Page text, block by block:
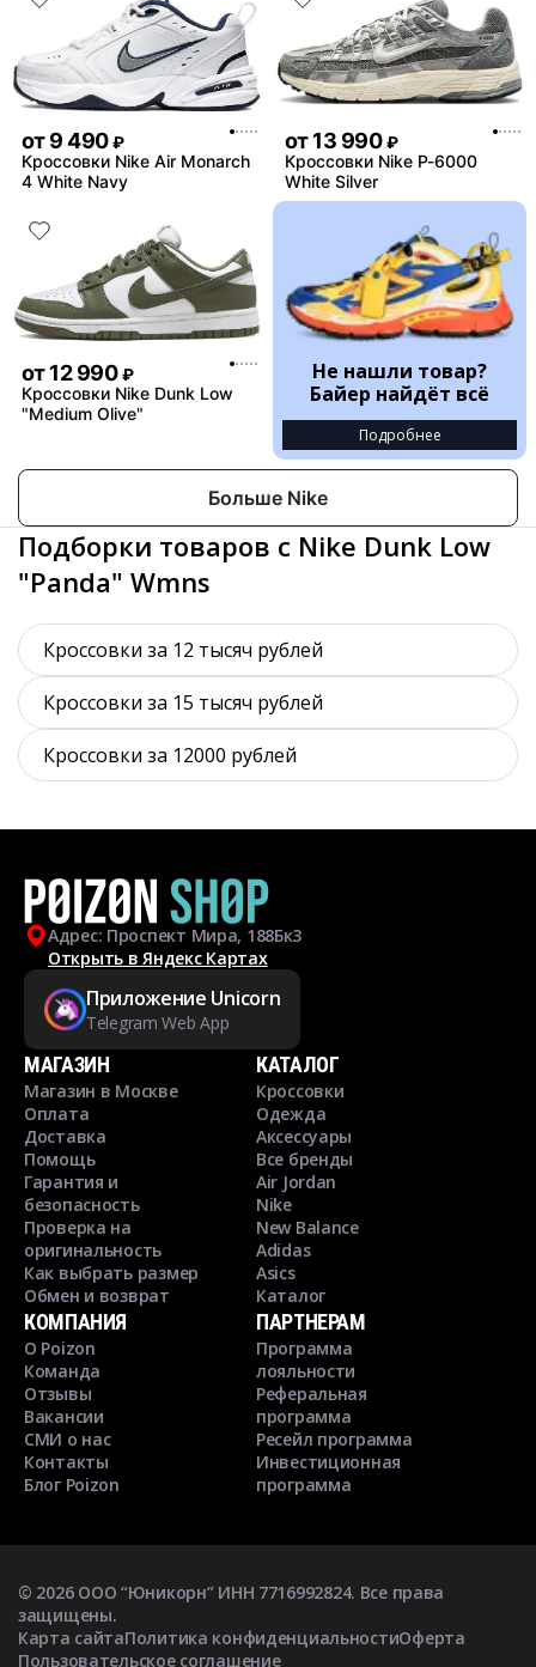
от9 490 ₽
Кроссовки Nike Air Monarch
4 White Navy
от13 990 ₽
Кроссовки Nike P-6000
White Silver
от12 990 ₽
Кроссовки Nike Dunk Low
"Medium Olive"
Не нашли товар?
Байер найдёт всё
Подробнее
Больше Nike
Подборки товаров с Nike Dunk Low
"Panda" Wmns
Кроссовки за 12 тысяч рублей
Кроссовки за 15 тысяч рублей
Кроссовки за 12000 рублей
Адрес: Проспект Мира, 188Бк3
Открыть в Яндекс Картах
Приложение Unicorn
Telegram Web App
МАГАЗИН
Магазин в Москве
Оплата
Доставка
Помощь
Гарантия и
безопасность
Проверка на
оригинальность
Как выбрать размер
Обмен и возврат
КАТАЛОГ
Кроссовки
Одежда
Аксессуары
Все бренды
Air Jordan
Nike
New Balance
Adidas
Asics
Каталог
КОМПАНИЯ
О Poizon
Команда
Отзывы
Вакансии
СМИ о нас
Контакты
Блог Poizon
ПАРТНЕРАМ
Программа
лояльности
Реферальная
программа
Ресейл программа
Инвестиционная
программа
© 2026ООО “Юникорн” ИНН 7716992824. Все права
защищены.
Карта сайтаПолитика конфиденциальностиОферта
Пользовательское соглашение